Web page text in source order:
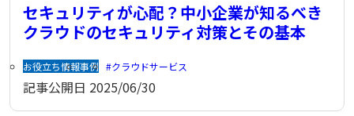
セキュリティが心配？中小企業が知るべき
クラウドのセキュリティ対策とその基本
お役立ち情報事例 クラウドサービス
記事公開日 2025/06/30